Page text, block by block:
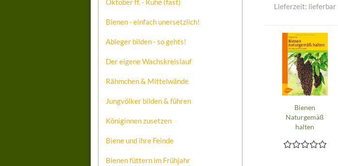
Lieferzeit: lieferbar
Bienen
Naturgemäß
halten
Oktober ff. - Ruhe (fast)
Bienen - einfach unersetzlich!
Ableger bilden - so gehts!
Der eigene Wachskreislauf
Rähmchen & Mittelwände
Jungvölker bilden & führen
Königinnen zusetzen
Biene und ihre Feinde
Bienen füttern im Frühjahr